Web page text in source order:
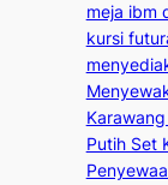
meja ibm
kursi
Putih Set